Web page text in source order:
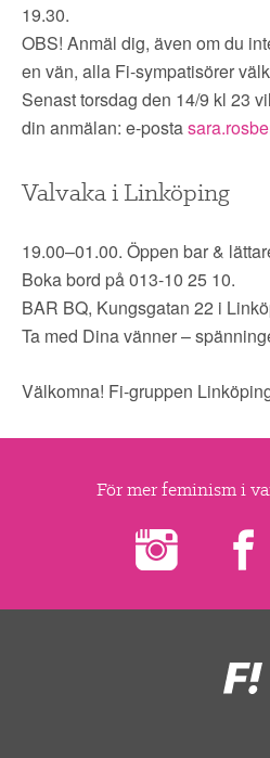
19.30.
OBS! Anmäl dig, även om du
en vän, alla Fi-sympatisörer
Senast torsdag den 14/9 kl 23
din anmälan: e-posta
Valvaka i Linköping
19.00–01.00. Öppen bar &
Boka bord på 013-10 25 10.
BAR BQ, Kungsgatan 22 i
Ta med Dina vänner –
Välkomna! Fi-gruppen
För mer feminism i